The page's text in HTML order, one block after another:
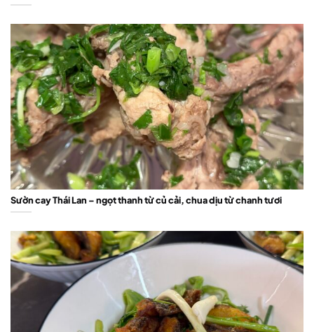
Sườn cay Thái Lan – ngọt thanh từ củ cải, chua dịu từ chanh tươi